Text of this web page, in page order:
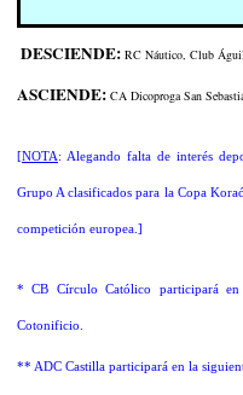
DESCIENDE: RC Náutico , Club
ASCIENDE: CA Dicoproga San
[NOTA: Alegando falta de interés
Grupo A clasificados para la Copa
competición europea .]
*CB Círculo Católico participará
Cotonificio
** ADC Castilla participará en la